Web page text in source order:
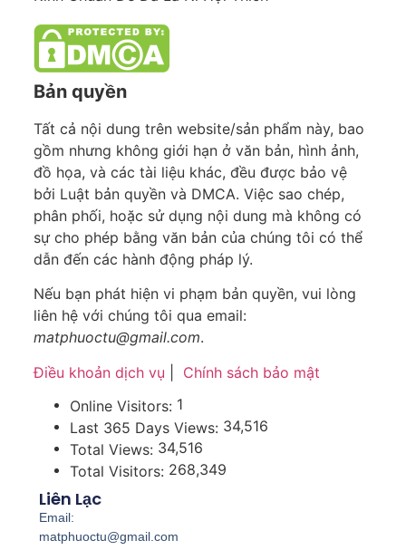
Bản quyền
Tất cả nội dung trên website/sản phẩm này, bao
gồm nhưng không giới hạn ở văn bản, hình ảnh,
đồ họa, và các tài liệu khác, đều được bảo vệ
bởi Luật bản quyền và DMCA. Việc sao chép,
phân phối, hoặc sử dụng nội dung mà không có
sự cho phép bằng văn bản của chúng tôi có thể
dẫn đến các hành động pháp lý.
Nếu bạn phát hiện vi phạm bản quyền, vui lòng
liên hệ với chúng tôi qua email:
matphuoctu@gmail.com.
Điều khoản dịch vụ
Chính sách bảo mật
Online Visitors: 1
Last 365 Days Views: 34,516
Total Views: 34,516
Total Visitors: 268,349
Liên Lạc
Email:
matphuoctu@gmail.com